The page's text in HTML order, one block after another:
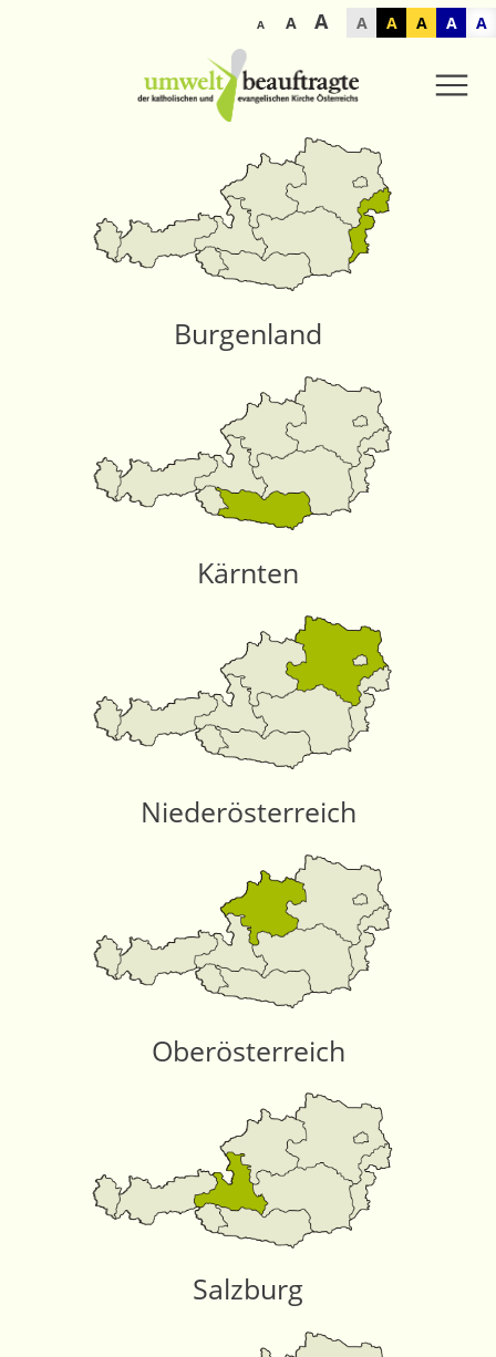
A A A A A A A A
Burgenland
Kärnten
Niederösterreich
Oberösterreich
Salzburg